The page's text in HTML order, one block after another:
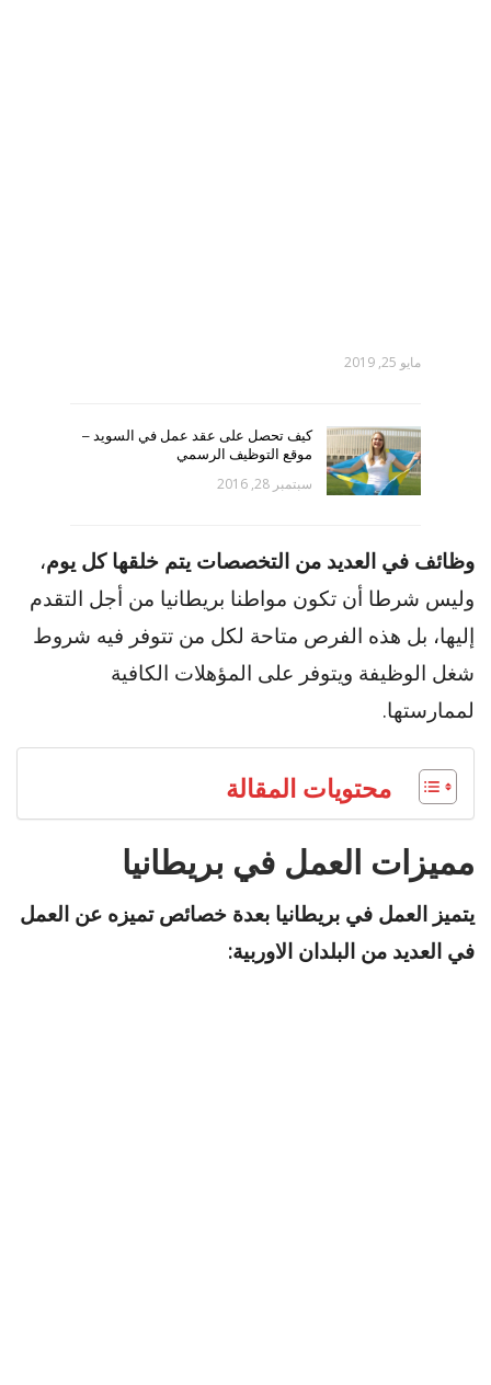
مايو 25, 2019
كيف تحصل على عقد عمل في السويد –
موقع التوظيف الرسمي
سبتمبر 28, 2016
وظائف في العديد من التخصصات يتم خلقها كل يوم،
وليس شرطا أن تكون مواطنا بريطانيا من أجل التقدم
إليها، بل هذه الفرص متاحة لكل من تتوفر فيه شروط
شغل الوظيفة ويتوفر على المؤهلات الكافية
لممارستها.
محتويات المقالة
مميزات العمل في بريطانيا
يتميز العمل في بريطانيا بعدة خصائص تميزه عن العمل
في العديد من البلدان الاوربية: